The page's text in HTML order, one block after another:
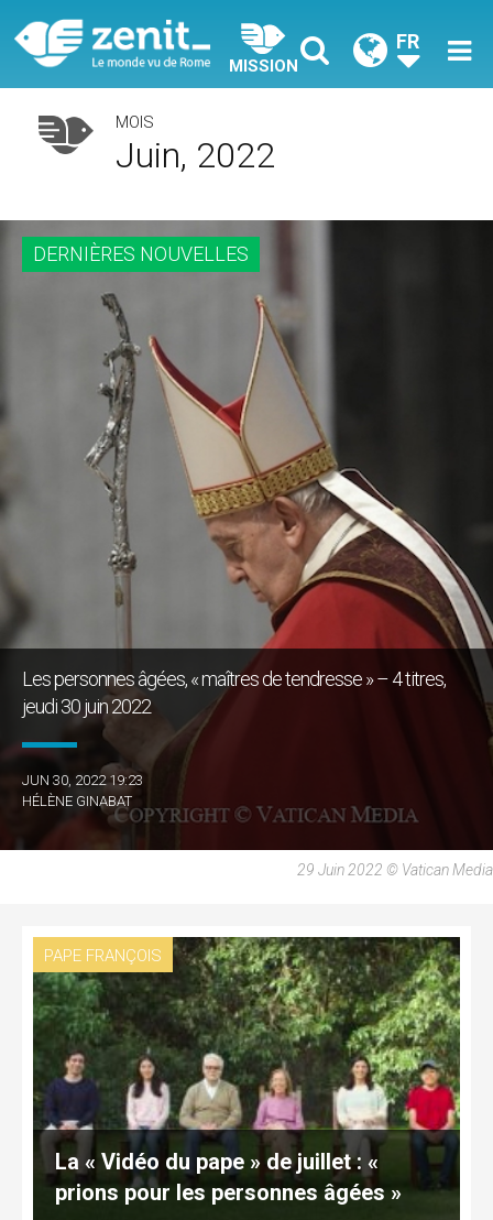
MISSION
FR
MOIS
Juin, 2022
DERNIÈRES NOUVELLES
Les personnes âgées, « maîtres de tendresse » – 4 titres,
jeudi 30 juin 2022
JUN 30, 2022 19:23
HÉLÈNE GINABAT
29 Juin 2022 © Vatican Media
PAPE FRANÇOIS
La « Vidéo du pape » de juillet : «
prions pour les personnes âgées »